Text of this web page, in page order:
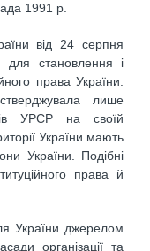
1991 р.
від 24 серпня
становлення і
права України.
лише
УРСР на своїй
України мають
України. Подібні
права й
України джерелом
організації та